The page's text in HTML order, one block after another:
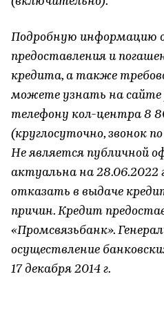
Подробную информацию
предоставления и
кредита, а также
можете узнать на сайте
телефону кол-центра 8
(круглосуточно, звонок
Не является публичной
актуальна на 28.06.2022
отказать в выдаче
причин. Кредит
«Промсвязьбанк».
осуществление
17 декабря 2014 г.